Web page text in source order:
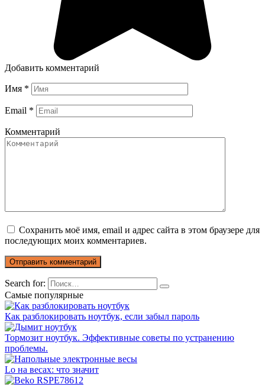
Добавить комментарий
Имя *
Email *
Комментарий
Сохранить моё имя, email и адрес сайта в этом браузере для
последующих моих комментариев.
Search for:
Самые популярные
Как разблокировать ноутбук, если забыл пароль
Тормозит ноутбук. Эффективные советы по устранению
проблемы.
Lo на весах: что значит